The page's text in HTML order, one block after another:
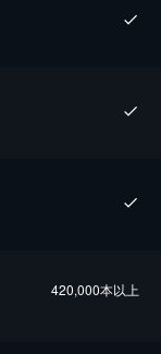
420,000本以上